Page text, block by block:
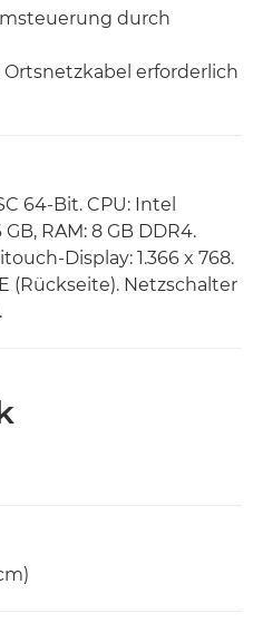
durch
Ortsnetzkabel erforderlich
64-Bit. CPU: Intel
RAM: 8 GB DDR4.
Display: 1.366 x 768.
(Rückseite). Netzschalter